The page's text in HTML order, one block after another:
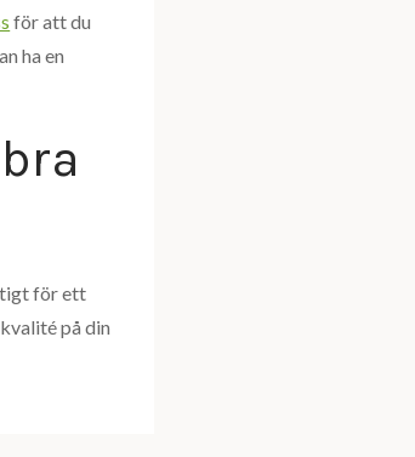
för att du
ha en
för ett
på din